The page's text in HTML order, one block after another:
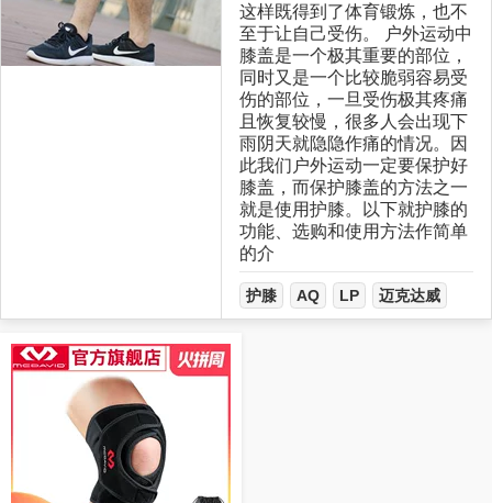
这样既得到了体育锻炼，也不
至于让自己受伤。 户外运动中
膝盖是一个极其重要的部位，
同时又是一个比较脆弱容易受
伤的部位，一旦受伤极其疼痛
且恢复较慢，很多人会出现下
雨阴天就隐隐作痛的情况。因
此我们户外运动一定要保护好
膝盖，而保护膝盖的方法之一
就是使用护膝。以下就护膝的
功能、选购和使用方法作简单
的介
护膝 AQ LP 迈克达威